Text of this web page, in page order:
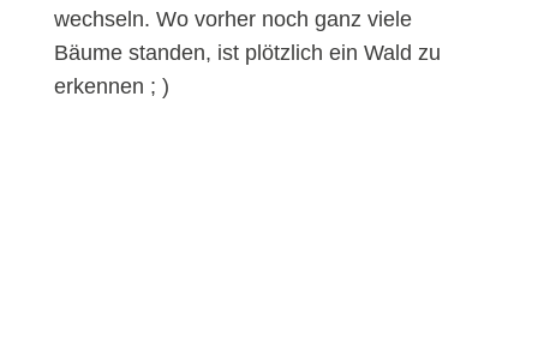
wechseln. Wo vorher noch ganz viele
Bäume standen, ist plötzlich ein Wald zu
erkennen ; )